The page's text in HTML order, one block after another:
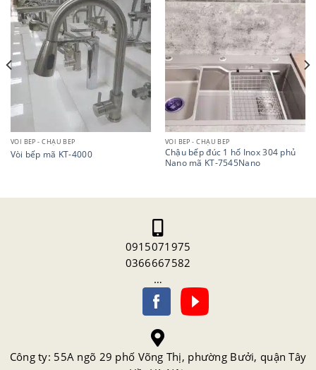
VÒI BẾP - CHẬU BẾP
Vòi bếp mã KT-4000
VÒI BẾP - CHẬU BẾP
Chậu bếp đúc 1 hố Inox 304 phủ
Nano mã KT-7545Nano
0915071975
0366667582
…
Công ty: 55A ngõ 29 phố Võng Thị, phường Bưởi, quận Tây